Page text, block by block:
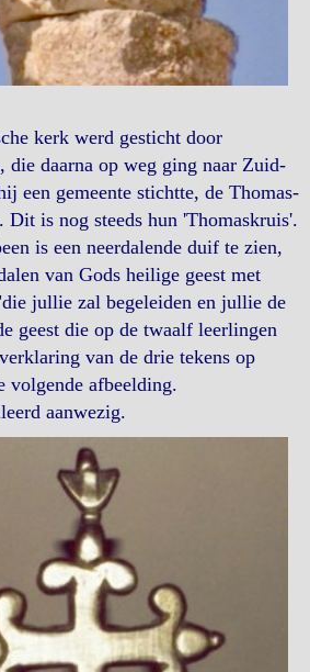
kerk werd gesticht door
die daarna op weg ging naar Zuid-
een gemeente stichtte, de Thomas-
Dit is nog steeds hun 'Thomaskruis'.
is een neerdalende duif te zien,
van Gods heilige geest met
jullie zal begeleiden en jullie de
geest die op de twaalf leerlingen
van de drie tekens op
volgende afbeelding.
aanwezig.